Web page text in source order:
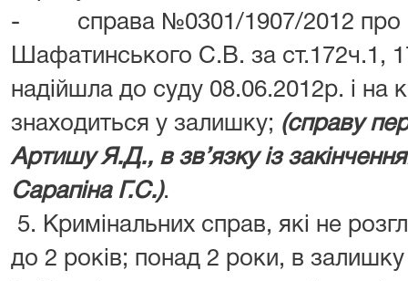
- справа №0301/1907/2012 про
Шафатинського С.В. за ст.172ч.1,
надійшла до суду 08.06.2012р. і на
знаходиться у залишку; (справу
Артишу Я.Д., в зв’язку із
Сарапіна Г.С.).
5. Кримінальних справ, які не
до 2 років; понад 2 роки, в